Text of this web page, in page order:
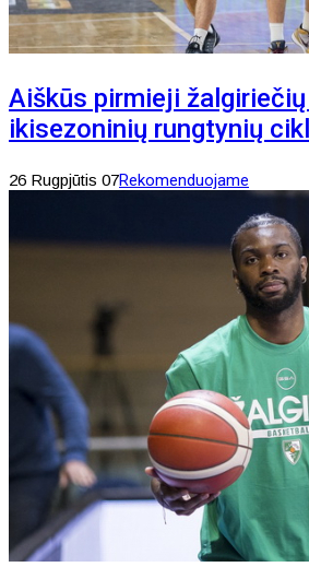
Aiškūs pirmieji
ikisezoninių rungtynių
26 Rugpjūtis 07Rekomenduojame